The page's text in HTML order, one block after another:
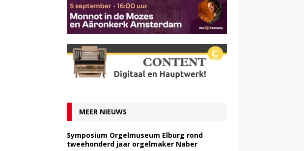
MEER NIEUWS
Symposium Orgelmuseum Elburg rond
tweehonderd jaar orgelmaker Naber